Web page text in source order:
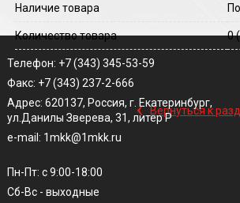
Наличие товара
Количество товара 0
‹ Вернуться к
Телефон: +7 (343) 345-53-59
Факс: +7 (343) 237-2-666
Адрес: 620137, Россия, г. Екатеринбург,
ул.Данилы Зверева, 31, литер Р
e-mail: 1mkk@1mkk.ru
Пн-Пт: с 9:00-18:00
Сб-Вс - выходные